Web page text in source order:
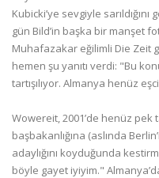
Kubicki’ye sevgiyle
gün Bild’in başka bir manşet
Muhafazakar eğilimli Die Zeit
hemen şu yanıtı verdi: "Bu
tartışılıyor. Almanya henüz
Wowereit, 2001’de henüz pek
başbakanlığına (aslında
adaylığını koyduğunda
böyle gayet iyiyim."